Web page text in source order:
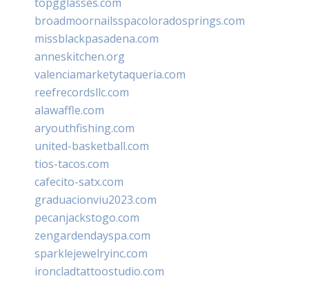
broadmoornailsspacoloradosprings.com
missblackpasadena.com
anneskitchen.org
valenciamarketytaqueria.com
reefrecordsllc.com
alawaffle.com
aryouthfishing.com
united-basketball.com
tios-tacos.com
cafecito-satx.com
graduacionviu2023.com
pecanjackstogo.com
zengardendayspa.com
sparklejewelryinc.com
ironcladtattoostudio.com